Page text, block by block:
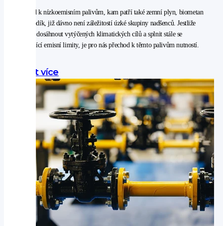
Přechod k nízkoemisním palivům, kam patří také zemní plyn, biometan
nebo vodík, již dávno není záležitostí úzké skupiny nadšenců. Jestliže
chceme dosáhnout vytýčených klimatických cílů a splnit stále se
zpřísňující emisní limity, je pro nás přechod k těmto palivům nutností.
Zjistit více